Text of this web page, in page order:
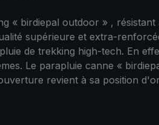
« birdiepal outdoor » ,
supérieure et extra-
de trekking high-tech. En
Le parapluie canne «
revient à sa position